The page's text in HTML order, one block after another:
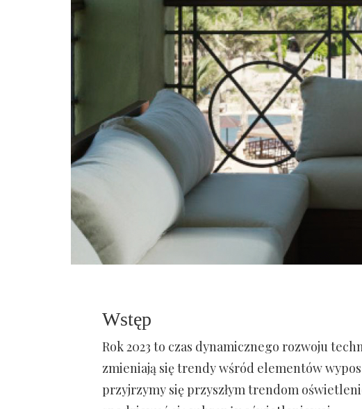
Wstęp
Rok 2023 to czas dynamicznego rozwoju
zmieniają się trendy wśród elementów
przyjrzymy się przyszłym trendom